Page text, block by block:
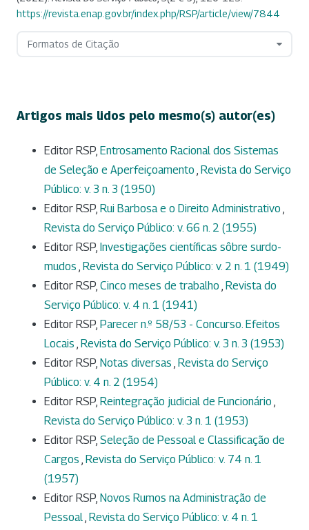
https://revista.enap.gov.br/index.php/RSP/article/view/7844
Formatos de Citação
Artigos mais lidos pelo mesmo(s) autor(es)
Editor RSP, Entrosamento Racional dos Sistemas
de Seleção e Aperfeiçoamento , Revista do Serviço
Público: v. 3 n. 3 (1950)
Editor RSP, Rui Barbosa e o Direito Administrativo ,
Revista do Serviço Público: v. 66 n. 2 (1955)
Editor RSP, Investigações científicas sôbre surdo-
mudos , Revista do Serviço Público: v. 2 n. 1 (1949)
Editor RSP, Cinco meses de trabalho , Revista do
Serviço Público: v. 4 n. 1 (1941)
Editor RSP, Parecer n.º 58/53 - Concurso. Efeitos
Locais , Revista do Serviço Público: v. 3 n. 3 (1953)
Editor RSP, Notas diversas , Revista do Serviço
Público: v. 4 n. 2 (1954)
Editor RSP, Reintegração judicial de Funcionário ,
Revista do Serviço Público: v. 3 n. 1 (1953)
Editor RSP, Seleção de Pessoal e Classificação de
Cargos , Revista do Serviço Público: v. 74 n. 1
(1957)
Editor RSP, Novos Rumos na Administração de
Pessoal, Revista do Serviço Público: v. 4 n. 1